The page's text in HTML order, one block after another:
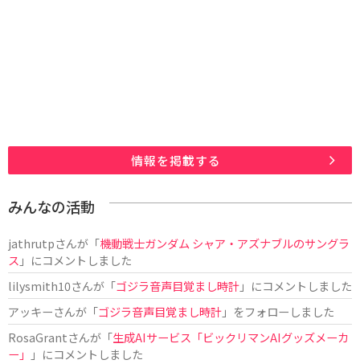
情報を掲載する
みんなの活動
jathrutpさんが「機動戦士ガンダム シャア・アズナブルのサングラ
ス 」にコメントしました
lilysmith10さんが「ゴジラ音声目覚まし時計」にコメントしました
アッキーさんが「ゴジラ音声目覚まし時計」をフォローしました
RosaGrantさんが「生成AIサービス「ビックリマンAIグッズメーカ
ー」
」にコメントしました